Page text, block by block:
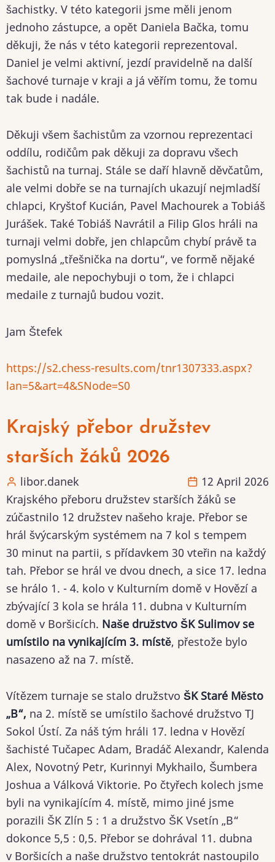
šachistky. V této kategorii jsme měli jenom
jednoho zástupce, a opět Daniela Bačka, tomu
děkuji, že nás v této kategorii reprezentoval.
Daniel je velmi aktivní, jezdí pravidelně na další
šachové turnaje v kraji a já věřím tomu, že tomu
tak bude i nadále.
Děkuji všem šachistům za vzornou reprezentaci
oddílu, rodičům pak děkuji za dopravu všech
šachistů na turnaj. Stále se daří hlavně děvčatům,
ale velmi dobře se na turnajích ukazují nejmladší
chlapci, Kryštof Kucián, Pavel Machourek a Tobiáš
Jurášek. Také Tobiáš Navrátil a Filip Glos hráli na
turnaji velmi dobře, jen chlapcům chybí právě ta
pomyslná „třešnička na dortu“, ve formě nějaké
medaile, ale nepochybuji o tom, že i chlapci
medaile z turnajů budou vozit.
Jam Štefek
https://s2.chess-results.com/tnr1307333.aspx?
lan=5&art=4&SNode=S0
Krajský přebor družstev
starších žáků 2026
libor.danek
12 April 2026
Krajského přeboru družstev starších žáků se
zúčastnilo 12 družstev našeho kraje. Přebor se
hrál švýcarským systémem na 7 kol s tempem
30 minut na partii, s přídavkem 30 vteřin na každý
tah. Přebor se hrál ve dvou dnech, a sice 17. ledna
se hrálo 1. - 4. kolo v Kulturním domě v Hovězí a
zbývající 3 kola se hrála 11. dubna v Kulturním
domě v Boršicích. Naše družstvo ŠK Sulimov se
umístilo na vynikajícím 3. místě, přestože bylo
nasazeno až na 7. místě.
Vítězem turnaje se stalo družstvo ŠK Staré Město
„B“, na 2. místě se umístilo šachové družstvo TJ
Sokol Ústí. Za náš tým hráli 17. ledna v Hovězí
šachisté Tučapec Adam, Bradáč Alexandr, Kalenda
Alex, Novotný Petr, Kurinnyi Mykhailo, Šumbera
Joshua a Válková Viktorie. Po čtyřech kolech jsme
byli na vynikajícím 4. místě, mimo jiné jsme
porazili ŠK Zlín 5 : 1 a družstvo ŠK Vsetín „B“
dokonce 5,5 : 0,5. Přebor se dohrával 11. dubna
v Boršicích a naše družstvo tentokrát nastoupilo